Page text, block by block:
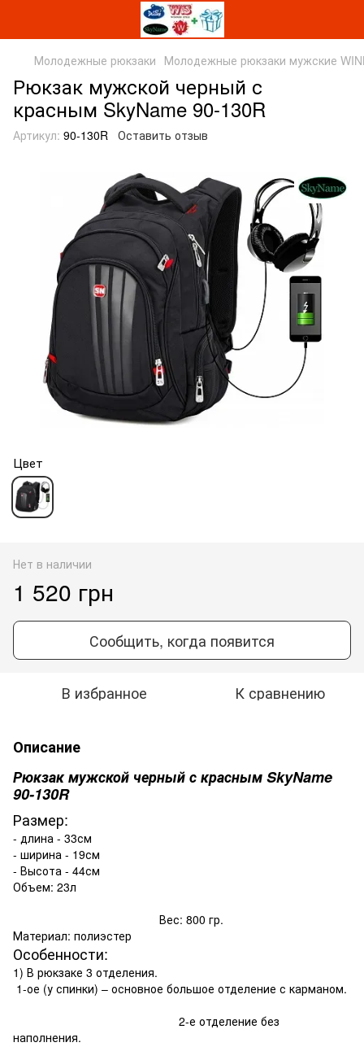
Молодежные рюкзаки Молодежные рюкзаки мужские
Рюкзак мужской черный с
красным SkyName 90-130R
Артикул: 90-130R Оставить отзыв
Цвет
Нет в наличии
1 520 грн
Сообщить, когда появится
В избранное К сравнению
Описание
Рюкзак мужской черный с красным SkyName
90-130R
Размер:
- длина - 33см
- ширина - 19см
- Высота - 44см
Объем: 23л
Вес: 800 гр.
Материал: полиэстер
Особенности:
1) В рюкзаке 3 отделения.
1-ое (у спинки) – основное большое отделение с карманом.
2-е отделение без
наполнения.